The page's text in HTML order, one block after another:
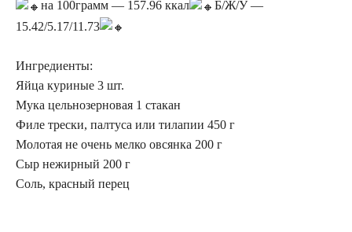
на 100грамм — 157.96 ккал
Б/Ж/У —
15.42/5.17/11.73
Ингредиенты:
Яйца куриные 3 шт.
Мука цельнозерновая 1 стакан
Филе трески, палтуса или тилапии 450 г
Молотая не очень мелко овсянка 200 г
Сыр нежирный 200 г
Соль, красный перец